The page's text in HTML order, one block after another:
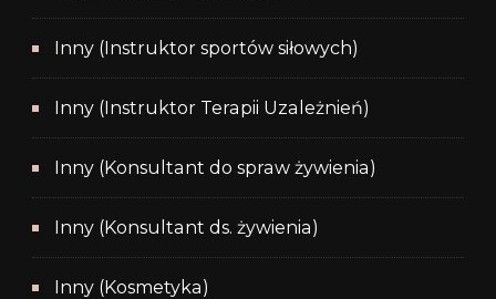
Inny (Instruktor sportów siłowych)
Inny (Instruktor Terapii Uzależnień)
Inny (Konsultant do spraw żywienia)
Inny (Konsultant ds. żywienia)
Inny (Kosmetyka)